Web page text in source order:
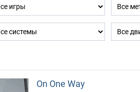
On One Way